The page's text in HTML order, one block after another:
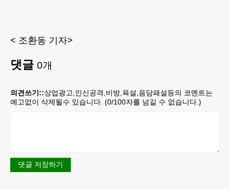
< 조환동 기자>
댓글 0개
의견쓰기::상업광고,인신공격,비방,욕설,음담패설등의 코멘트는
예고없이 삭제될수 있습니다. (0/100자를 넘길 수 없습니다.)
댓글 저장하기